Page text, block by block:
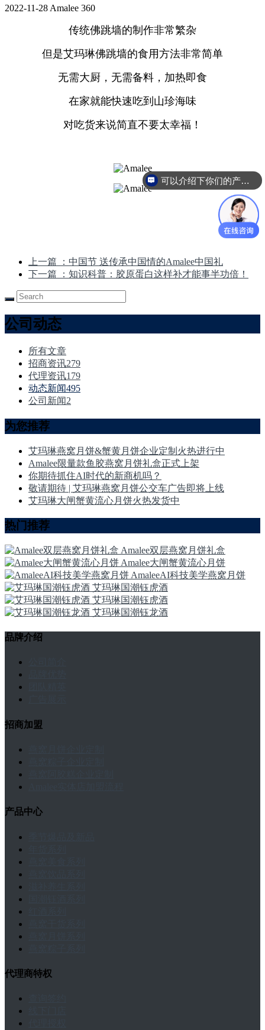
2022-11-28 Amalee 360
传统佛跳墙的制作非常繁杂
但是艾玛琳佛跳墙的食用方法非常简单
无需大厨，无需备料，加热即食
在家就能快速吃到山珍海味
对吃货来说简直不要太幸福！
上一篇
：中国节 送传承中国情的Amalee中国礼
下一篇
：知识科普：胶原蛋白这样补才能事半功倍！
公司动态
所有文章
招商资讯279
代理资讯179
动态新闻495
公司新闻2
为您推荐
艾玛琳燕窝月饼&蟹黄月饼企业定制火热进行中
Amalee限量款鱼胶燕窝月饼礼盒正式上架
你期待抓住AI时代的新商机吗？
敬请期待 | 艾玛琳燕窝月饼公交车广告即将上线
艾玛琳大闸蟹黄流心月饼火热发货中
热门推荐
Amalee双层燕窝月饼礼盒
Amalee大闸蟹黄流心月饼
AmaleeAI科技美学燕窝月饼
艾玛琳国潮钰虎酒
艾玛琳国潮钰虎酒
艾玛琳国潮钰龙酒
品牌介绍
招商加盟
产品中心
代理商特权
可以介绍下你们的产品么